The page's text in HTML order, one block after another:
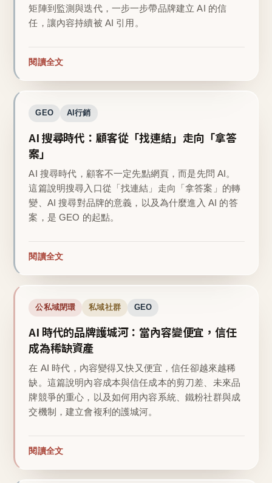
矩陣到監測與迭代，一步一步帶品牌建立 AI 的信
任，讓內容持續被 AI 引用。
閱讀全文
GEO AI行銷
AI 搜尋時代：顧客從「找連結」走向「拿答
案」
AI 搜尋時代，顧客不一定先點網頁，而是先問 AI。
這篇說明搜尋入口從「找連結」走向「拿答案」的轉
變、AI 搜尋對品牌的意義，以及為什麼進入 AI 的答
案，是 GEO 的起點。
閱讀全文
公私域閉環 私域社群 GEO
AI 時代的品牌護城河：當內容變便宜，信任
成為稀缺資產
在 AI 時代，內容變得又快又便宜，信任卻越來越稀
缺。這篇說明內容成本與信任成本的剪刀差、未來品
牌競爭的重心，以及如何用內容系統、鐵粉社群與成
交機制，建立會複利的護城河。
閱讀全文